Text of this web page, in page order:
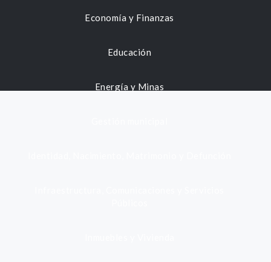
Economía y Finanzas
Educación
Energía y Minas